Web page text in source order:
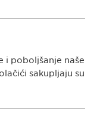
korisnika za
i poboljšanje naše
sakupljaju su